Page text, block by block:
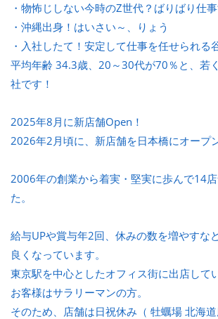
・物怖じしない今時のZ世代？ばりばり仕
・沖縄出身！はいさい～、りょう
・入社したて！安定して仕事を任せられる
平均年齢 34.3歳、20～30代が70％と、若
社です！
2025年8月に新店舗Open！
2026年2月頃に、新店舗を日本橋にオープ
2006年の創業から着実・堅実に歩んで14
た。
給与UPや賞与年2回、休みの数を増やすな
良くなっています。
東京駅を中心としたオフィス街に出店して
お客様はサラリーマンの方。
そのため、店舗は日祝休み（ 牡蠣場 北海